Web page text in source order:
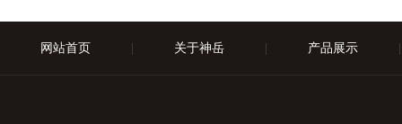
网站首页 关于神岳 产品展示